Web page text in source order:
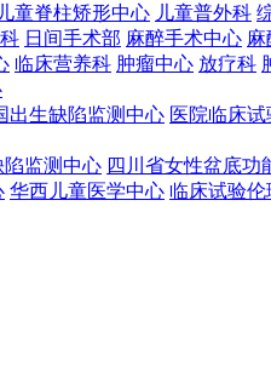
儿童脊柱矫形中心 儿童普外科
日间手术部 麻醉手术中心 麻
临床营养科 肿瘤中心 放疗科
出生缺陷监测中心 医院临床试
监测中心 四川省女性盆底功
华西儿童医学中心 临床试验伦